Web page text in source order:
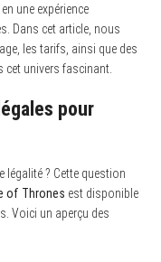
une expérience
Dans cet article, nous
les tarifs, ainsi que des
cet univers fascinant.
pour
légalité ? Cette question
of Thrones est disponible
Voici un aperçu des